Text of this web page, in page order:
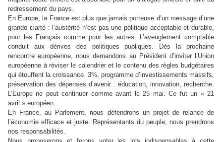
redressement du pays.
En Europe, la France est plus que jamais porteuse d’un message d’une
grande clarté : l’austérité n’est pas une politique acceptable et durable,
pour les Français comme pour les autres. L’aveuglement comptable
conduit aux dérives des politiques publiques. Dès la prochaine
rencontre européenne, nous demandons au Président d’inviter l’Union
européenne à réviser le calendrier et le contenu des règles budgétaires
qui étouffent la croissance. 3%, programme d’investissements massifs,
préservation des dépenses d’avenir : éducation, innovation, recherche.
L’Europe ne peut continuer comme avant le 25 mai. Ce fut un « 21
avril » européen.
En France, au Parlement, nous défendrons un projet de relance de
l’économie efficace et juste. Représentants du peuple, nous prendrons
nos responsabilités.